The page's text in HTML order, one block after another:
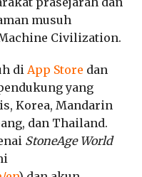
musuh
Civilization.
di App Store dan
yang
Korea, Mandarin
dan Thailand.
StoneAge World